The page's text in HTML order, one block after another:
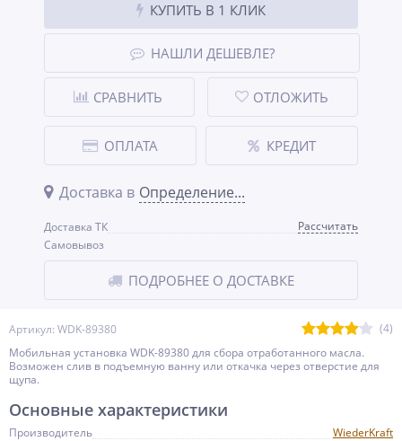
Артикул: WDK-89380
(4)
Мобильная установка WDK-89380 для сбора отработанного масла.
Возможен слив в подъемную ванну или откачка через отверстие для
щупа.
КУПИТЬ В 1 КЛИК
НАШЛИ ДЕШЕВЛЕ?
СРАВНИТЬ ОТЛОЖИТЬ
ОПЛАТА КРЕДИТ
Доставка в Определение...
Доставка ТК
Рассчитать
Самовывоз
ПОДРОБНЕЕ О ДОСТАВКЕ
Основные характеристики
Производитель WiederKraft